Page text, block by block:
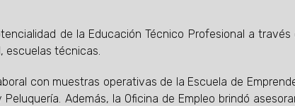
de la Educación Técnico Profesional a través
escuelas técnicas.
con muestras operativas de la Escuela de
Además, la Oficina de Empleo brindó